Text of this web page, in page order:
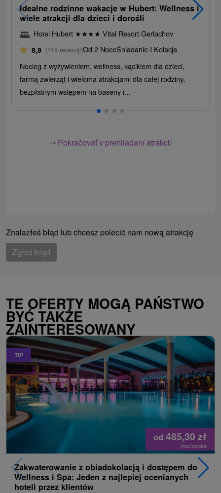
Idealne rodzinne wakacje w Hubert: Wellness i
wiele atrakcji dla dzieci i dorośli
Hotel Hubert ★★★★ Vital Resort Gerlachov
8,9 (119 recenzji)Od 2 NoceŚniadanie I Kolacja
Nocleg z wyżywieniem, wellness, kącikiem dla dzieci,
farmą zwierząt i wieloma atrakcjami dla całej rodziny,
bezpłatnym wstępem na baseny i...
➝ Pokračovať v prehliadaní atrakcií
Znalazłeś błąd lub chcesz polecić nam nową atrakcję
Zgłoś błąd
TE OFERTY MOGĄ PAŃSTWO
BYĆ TAKŻE
ZAINTERESOWANY
TIP
od 485,30 zł
/noc/osoba
Zakwaterowanie z obiadokolacją i dostępem do
Wellness i Spa: Jeden z najlepiej ocenianych
hoteli przez klientów